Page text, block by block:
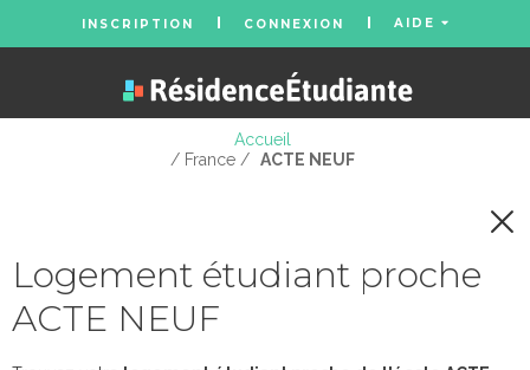
INSCRIPTION CONNEXION AIDE
Accueil
/ France / ACTE NEUF
Logement étudiant proche
ACTE NEUF